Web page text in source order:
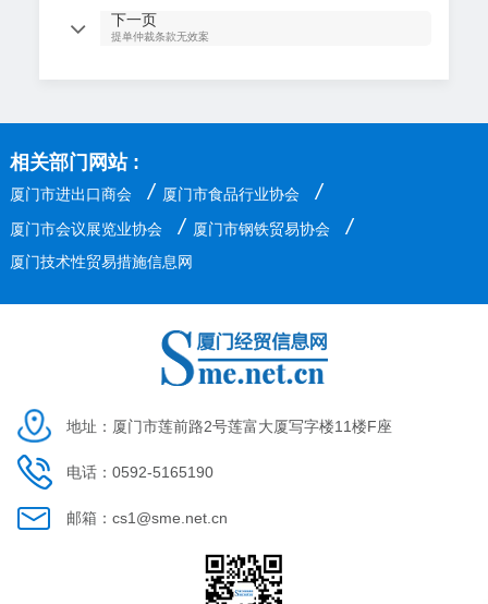
下一页
提单仲裁条款无效案
相关部门网站 :
厦门市进出口商会 / 厦门市食品行业协会 /
厦门市会议展览业协会 / 厦门市钢铁贸易协会 /
厦门技术性贸易措施信息网
地址：厦门市莲前路2号莲富大厦写字楼11楼F座
电话：0592-5165190
邮箱：cs1@sme.net.cn